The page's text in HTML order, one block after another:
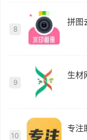
8
拼图
9
生材
10
专注